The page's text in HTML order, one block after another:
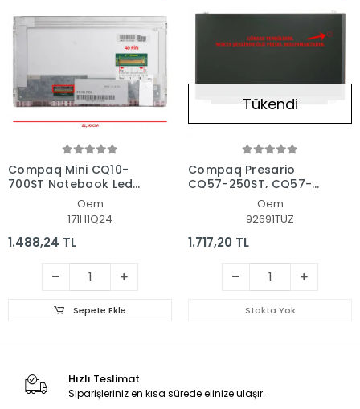
Compaq Mini CQ10-
700ST Notebook Led
Oem
171H1Q24
1.488,24 TL
Sepete Ekle
Tükendi
Compaq Presario
CQ57-250ST, CQ57-
371ST Uyumlu Led Lcd
Oem
92691TUZ
1.717,20 TL
Stokta Yok
Hızlı Teslimat
Siparişleriniz en kısa sürede elinize ulaşır.